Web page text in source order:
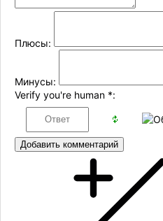
Плюсы:
Минусы:
Verify you're human *:
Добавить комментарий